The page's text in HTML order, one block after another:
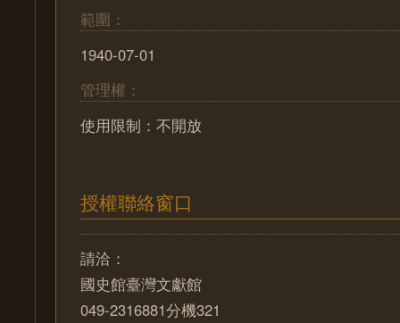
範圍：
1940-07-01
管理權：
使用限制：不開放
授權聯絡窗口
請洽：
國史館臺灣文獻館
049-2316881分機321